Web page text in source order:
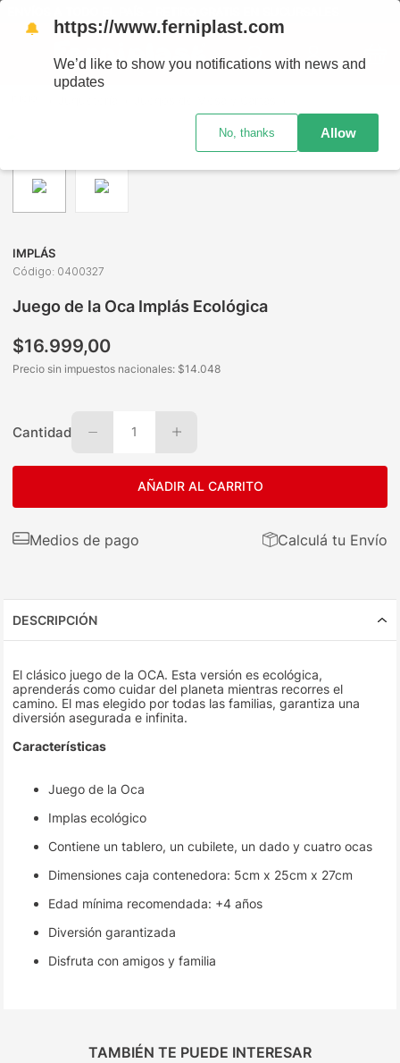
IMPLÁS
Código: 0400327
Juego de la Oca Implás Ecológica
$16.999,00
Precio sin impuestos nacionales: $14.048
Cantidad 1
AÑADIR AL CARRITO
Medios de pago Calculá tu Envío
DESCRIPCIÓN
El clásico juego de la OCA. Esta versión es ecológica,
aprenderás como cuidar del planeta mientras recorres el
camino. El mas elegido por todas las familias, garantiza una
diversión asegurada e infinita.
Características
Juego de la Oca
Implas ecológico
Contiene un tablero, un cubilete, un dado y cuatro ocas
Dimensiones caja contenedora: 5cm x 25cm x 27cm
Edad mínima recomendada: +4 años
Diversión garantizada
Disfruta con amigos y familia
TAMBIÉN TE PUEDE INTERESAR
🔔 https://www.ferniplast.com
We’d like to show you notifications with news and
updates
No, thanks Allow